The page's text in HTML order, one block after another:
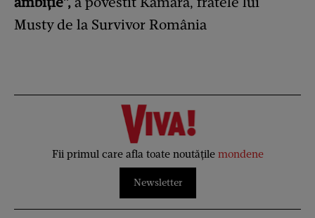
Musty de la Survivor România
Fii primul care afla toate noutățile mondene
Newsletter